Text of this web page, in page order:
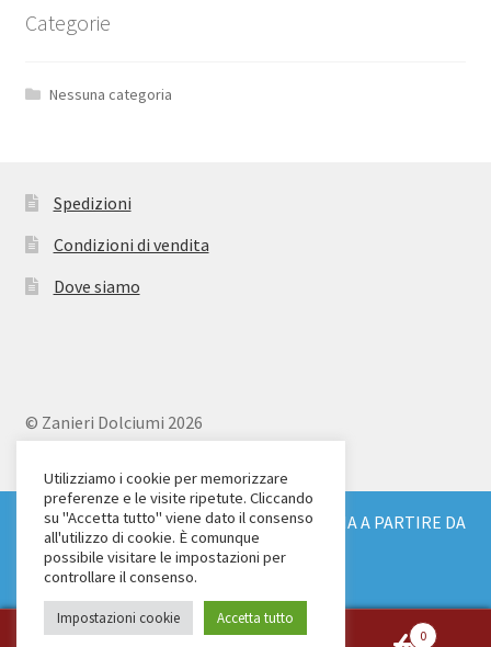
SPEDIZIONE GRATUITA IN TUTTA ITALIA A PARTIRE DA
€ 150
Ignora
Categorie
Nessuna categoria
Spedizioni
Condizioni di vendita
Dove siamo
© Zanieri Dolciumi 2026
Via Alfieri 18
Scandicci (FI)
Tel. 055 2571707
C.F. e P.IVA: 04904430487
0
Utilizziamo i cookie per memorizzare
preferenze e le visite ripetute. Cliccando
su "Accetta tutto" viene dato il consenso
all'utilizzo di cookie. È comunque
possibile visitare le impostazioni per
controllare il consenso.
Impostazioni cookie Accetta tutto